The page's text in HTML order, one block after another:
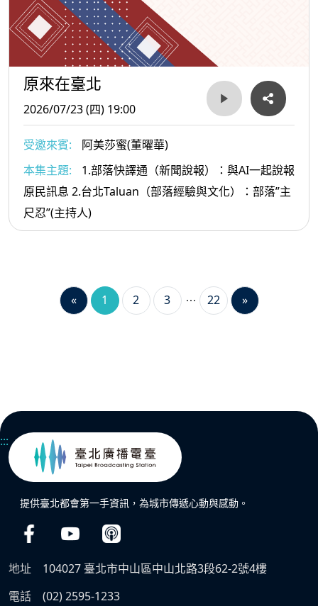
原來在臺北
2026/07/23 (四) 19:00
受邀來賓:
阿美莎蜜(董曜華)
本集主題:
1.部落快譯通（新聞說報）：與AI一起說報
原民訊息 2.台北Taluan（部落經驗與文化）：部落”主
尺忍”(主持人)
« 1 2 3 22 »
:::
提供臺北都會第一手資訊，為城市傳遞心動與感動。
地址
104027 臺北市中山區中山北路3段62-2號4樓
電話
(02) 2595-1233